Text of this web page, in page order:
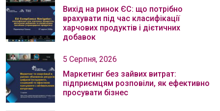
Вихід на ринок ЄС: що потрібно
врахувати під час класифікації
харчових продуктів і дієтичних
добавок
5 Серпня, 2026
Маркетинг без зайвих витрат:
підприємцям розповіли, як ефективно
просувати бізнес